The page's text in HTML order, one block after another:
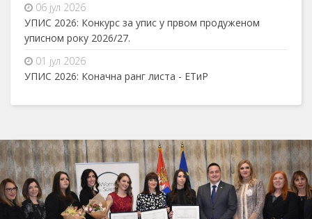
06 јул 2026
УПИС 2026: Конкурс за упис у првом продуженом
уписном року 2026/27.
01 јул 2026
УПИС 2026: Коначна ранг листа - ЕТиР